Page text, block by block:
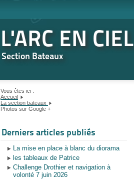
L'ARC EN CIEL
Section Bateaux
Vous êtes ici :
Accueil
La section bateaux
Photos sur Google +
Derniers articles publiés
La mise en place à blanc du diorama
les tableaux de Patrice
Challenge Drothier et navigation à
volonté 7 juin 2026
précédente
précédent
suivante
suivant